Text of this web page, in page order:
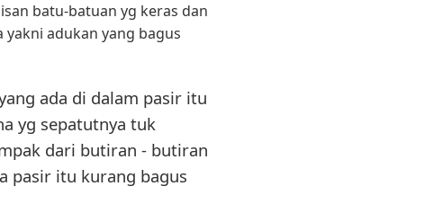
batu-batuan yg keras dan
adukan yang bagus
ada di dalam pasir itu
yg sepatutnya tuk
dari butiran - butiran
pasir itu kurang bagus